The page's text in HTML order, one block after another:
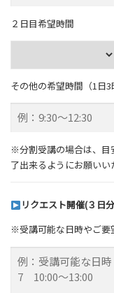
２日目希望時間
その他の希望時間（1日3
※分割受講の場合は、目
了出来るようにお願いい
リクエスト開催(３日
※受講可能な日時やご要